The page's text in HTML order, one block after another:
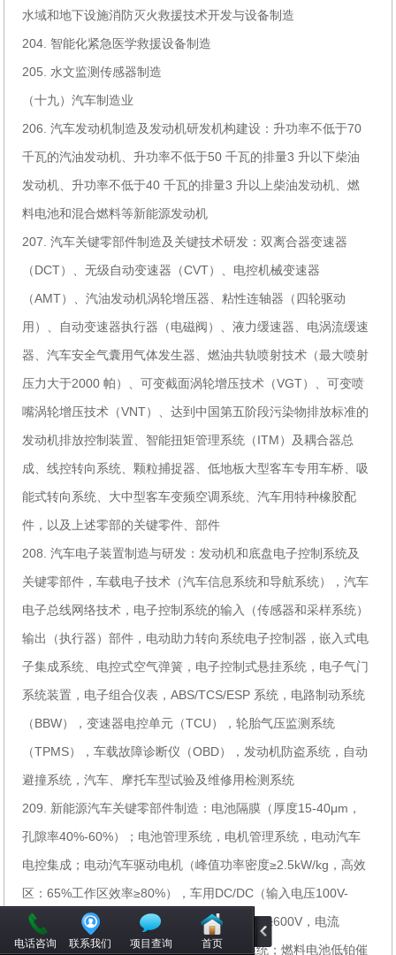
水域和地下设施消防灭火救援技术开发与设备制造
204. 智能化紧急医学救援设备制造
205. 水文监测传感器制造
（十九）汽车制造业
206. 汽车发动机制造及发动机研发机构建设：升功率不低于70
千瓦的汽油发动机、升功率不低于50 千瓦的排量3 升以下柴油
发动机、升功率不低于40 千瓦的排量3 升以上柴油发动机、燃
料电池和混合燃料等新能源发动机
207. 汽车关键零部件制造及关键技术研发：双离合器变速器
（DCT）、无级自动变速器（CVT）、电控机械变速器
（AMT）、汽油发动机涡轮增压器、粘性连轴器（四轮驱动
用）、自动变速器执行器（电磁阀）、液力缓速器、电涡流缓速
器、汽车安全气囊用气体发生器、燃油共轨喷射技术（最大喷射
压力大于2000 帕）、可变截面涡轮增压技术（VGT）、可变喷
嘴涡轮增压技术（VNT）、达到中国第五阶段污染物排放标准的
发动机排放控制装置、智能扭矩管理系统（ITM）及耦合器总
成、线控转向系统、颗粒捕捉器、低地板大型客车专用车桥、吸
能式转向系统、大中型客车变频空调系统、汽车用特种橡胶配
件，以及上述零部的关键零件、部件
208. 汽车电子装置制造与研发：发动机和底盘电子控制系统及
关键零部件，车载电子技术（汽车信息系统和导航系统），汽车
电子总线网络技术，电子控制系统的输入（传感器和采样系统）
输出（执行器）部件，电动助力转向系统电子控制器，嵌入式电
子集成系统、电控式空气弹簧，电子控制式悬挂系统，电子气门
系统装置，电子组合仪表，ABS/TCS/ESP 系统，电路制动系统
（BBW），变速器电控单元（TCU），轮胎气压监测系统
（TPMS），车载故障诊断仪（OBD），发动机防盗系统，自动
避撞系统，汽车、摩托车型试验及维修用检测系统
209. 新能源汽车关键零部件制造：电池隔膜（厚度15-40μm，
孔隙率40%-60%）；电池管理系统，电机管理系统，电动汽车
电控集成；电动汽车驱动电机（峰值功率密度≥2.5kW/kg，高效
区：65%工作区效率≥80%），车用DC/DC（输入电压100V-
400V），大功率电子器件（IGBT，电压等级≥600V，电流
≥300A）；插电式混合动力机电耦合驱动系统；燃料电池低铂催
电话咨询 联系我们 项目查询 首页